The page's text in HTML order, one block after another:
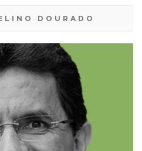
DOURADO